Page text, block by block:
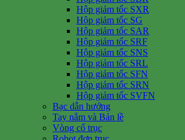
Hộp giảm tốc SXR
Hộp giảm tốc SG
Hộp giảm tốc SAR
Hộp giảm tốc SRF
Hộp giảm tốc SNS
Hộp giảm tốc SRL
Hộp giảm tốc SFN
Hộp giảm tốc SRN
Hộp giảm tốc SVFN
Bạc dẫn hướng
Tay nắm và Bản lề
Vòng cổ trục